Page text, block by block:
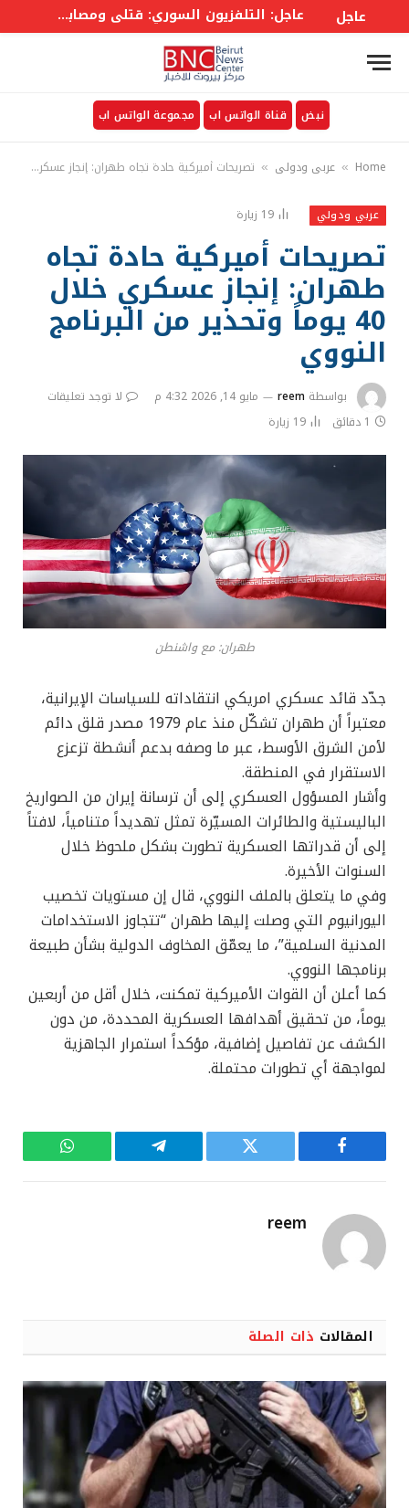
عاجل عاجل: التلفزيون السوري: قتلى ومصابون في انفجار عبوة ناسفة بحافلة ركاب في جرمانا بريف #دمشق
نبض قناة الواتس اب مجموعة الواتس اب
Home
» عربي ودولي » تصريحات أميركية حادة تجاه طهران: إنجاز عسكري خلال 40 يوماً وتحذير من البرنامج النووي
عربي ودولي 19 زيارة
تصريحات أميركية حادة تجاه
طهران: إنجاز عسكري خلال
40 يوماً وتحذير من البرنامج
النووي
بواسطة reem مايو 14, 2026 4:32 م
لا توجد تعليقات
1 دقائق
19 زيارة
طهران: مع واشنطن
جدّد قائد عسكري امريكي انتقاداته للسياسات الإيرانية،
معتبراً أن طهران تشكّل منذ عام 1979 مصدر قلق دائم
لأمن الشرق الأوسط، عبر ما وصفه بدعم أنشطة تزعزع
الاستقرار في المنطقة.
وأشار المسؤول العسكري إلى أن ترسانة إيران من الصواريخ
الباليستية والطائرات المسيّرة تمثل تهديداً متنامياً، لافتاً
إلى أن قدراتها العسكرية تطورت بشكل ملحوظ خلال
السنوات الأخيرة.
وفي ما يتعلق بالملف النووي، قال إن مستويات تخصيب
اليورانيوم التي وصلت إليها طهران “تتجاوز الاستخدامات
المدنية السلمية”، ما يعمّق المخاوف الدولية بشأن طبيعة
برنامجها النووي.
كما أعلن أن القوات الأميركية تمكنت، خلال أقل من أربعين
يوماً، من تحقيق أهدافها العسكرية المحددة، من دون
الكشف عن تفاصيل إضافية، مؤكداً استمرار الجاهزية
لمواجهة أي تطورات محتملة.
فيسبوك تويتر تيلقرام واتساب
reem
المقالات ذات الصلة